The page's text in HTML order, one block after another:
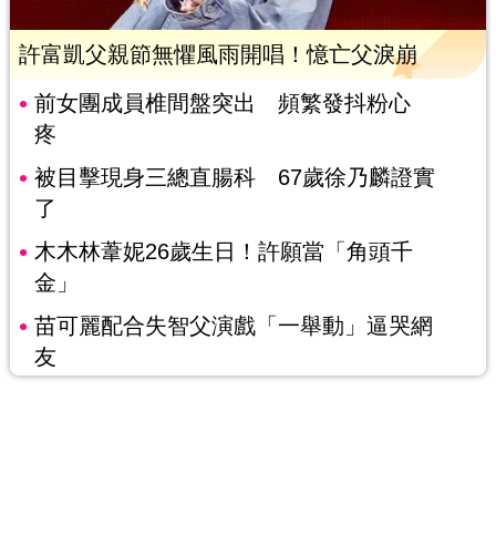
許富凱父親節無懼風雨開唱！憶亡父淚崩
前女團成員椎間盤突出 頻繁發抖粉心
疼
被目擊現身三總直腸科 67歲徐乃麟證實
了
木木林葦妮26歲生日！許願當「角頭千
金」
苗可麗配合失智父演戲「一舉動」逼哭網
友